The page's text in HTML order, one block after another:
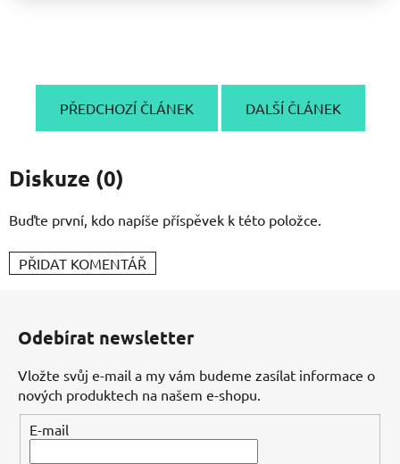
PŘEDCHOZÍ ČLÁNEK DALŠÍ ČLÁNEK
Diskuze (0)
Buďte první, kdo napíše příspěvek k této položce.
PŘIDAT KOMENTÁŘ
Odebírat newsletter
Vložte svůj e-mail a my vám budeme zasílat informace o
nových produktech na našem e-shopu.
E-mail